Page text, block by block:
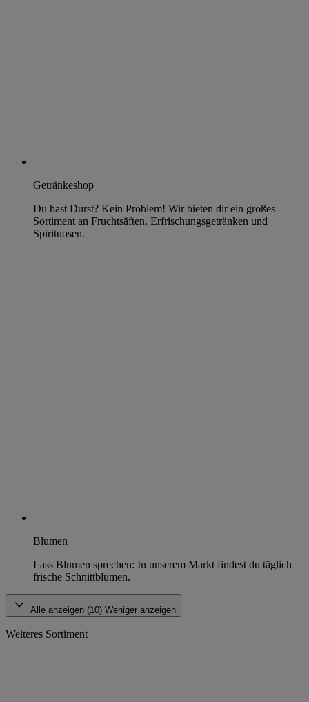
Getränkeshop
Du hast Durst? Kein Problem! Wir bieten dir ein großes
Sortiment an Fruchtsäften, Erfrischungsgetränken und
Spirituosen.
Blumen
Lass Blumen sprechen: In unserem Markt findest du täglich
frische Schnittblumen.
Alle anzeigen (10) Weniger anzeigen
Weiteres Sortiment